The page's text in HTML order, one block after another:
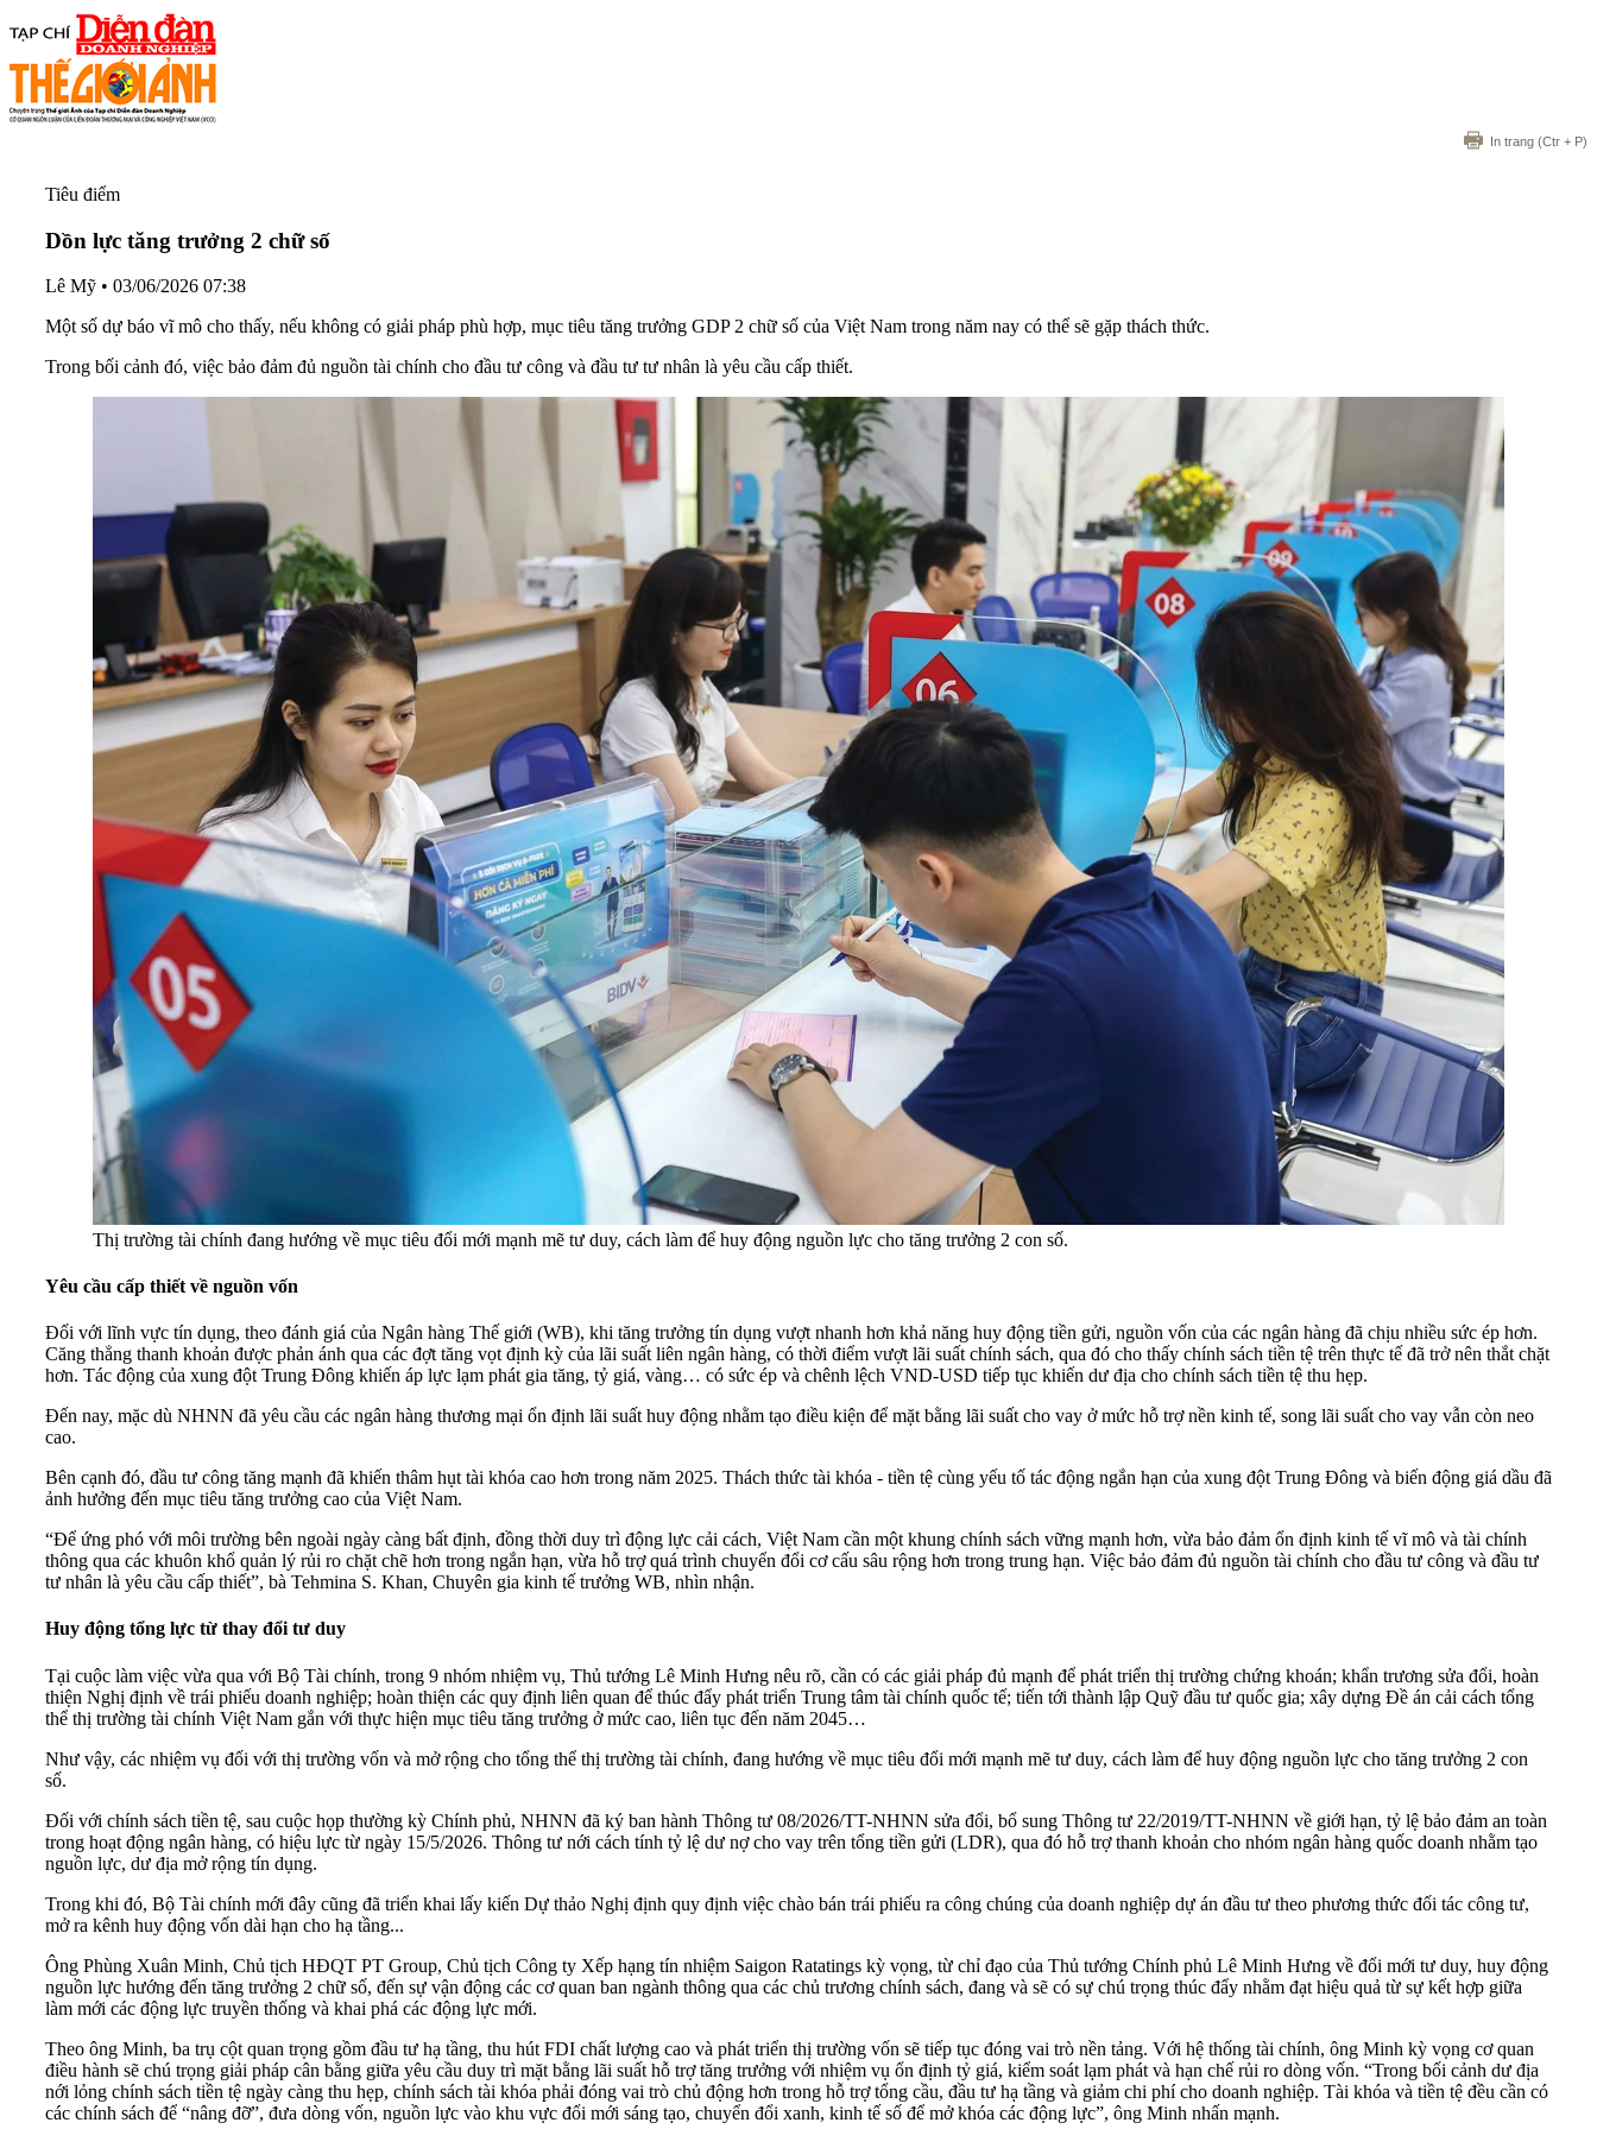
In trang (Ctr + P)
Tiêu điểm
Dồn lực tăng trưởng 2 chữ số
Lê Mỹ • 03/06/2026 07:38
Một số dự báo vĩ mô cho thấy, nếu không có giải pháp phù hợp, mục tiêu tăng trưởng GDP 2 chữ số của Việt Nam trong năm nay có thể sẽ gặp thách thức.
Trong bối cảnh đó, việc bảo đảm đủ nguồn tài chính cho đầu tư công và đầu tư tư nhân là yêu cầu cấp thiết.
Thị trường tài chính đang hướng về mục tiêu đổi mới mạnh mẽ tư duy, cách làm để huy động nguồn lực cho tăng trưởng 2 con số.
Yêu cầu cấp thiết về nguồn vốn
Đối với lĩnh vực tín dụng, theo đánh giá của Ngân hàng Thế giới (WB), khi tăng trưởng tín dụng vượt nhanh hơn khả năng huy động tiền gửi, nguồn vốn của các ngân hàng đã chịu nhiều sức ép hơn.
Căng thẳng thanh khoản được phản ánh qua các đợt tăng vọt định kỳ của lãi suất liên ngân hàng, có thời điểm vượt lãi suất chính sách, qua đó cho thấy chính sách tiền tệ trên thực tế đã trở nên thắt chặt
hơn. Tác động của xung đột Trung Đông khiến áp lực lạm phát gia tăng, tỷ giá, vàng… có sức ép và chênh lệch VND-USD tiếp tục khiến dư địa cho chính sách tiền tệ thu hẹp.
Đến nay, mặc dù NHNN đã yêu cầu các ngân hàng thương mại ổn định lãi suất huy động nhằm tạo điều kiện để mặt bằng lãi suất cho vay ở mức hỗ trợ nền kinh tế, song lãi suất cho vay vẫn còn neo
cao.
Bên cạnh đó, đầu tư công tăng mạnh đã khiến thâm hụt tài khóa cao hơn trong năm 2025. Thách thức tài khóa - tiền tệ cùng yếu tố tác động ngắn hạn của xung đột Trung Đông và biến động giá dầu đã
ảnh hưởng đến mục tiêu tăng trưởng cao của Việt Nam.
“Để ứng phó với môi trường bên ngoài ngày càng bất định, đồng thời duy trì động lực cải cách, Việt Nam cần một khung chính sách vững mạnh hơn, vừa bảo đảm ổn định kinh tế vĩ mô và tài chính
thông qua các khuôn khổ quản lý rủi ro chặt chẽ hơn trong ngắn hạn, vừa hỗ trợ quá trình chuyển đổi cơ cấu sâu rộng hơn trong trung hạn. Việc bảo đảm đủ nguồn tài chính cho đầu tư công và đầu tư
tư nhân là yêu cầu cấp thiết”, bà Tehmina S. Khan, Chuyên gia kinh tế trưởng WB, nhìn nhận.
Huy động tổng lực từ thay đổi tư duy
Tại cuộc làm việc vừa qua với Bộ Tài chính, trong 9 nhóm nhiệm vụ, Thủ tướng Lê Minh Hưng nêu rõ, cần có các giải pháp đủ mạnh để phát triển thị trường chứng khoán; khẩn trương sửa đổi, hoàn
thiện Nghị định về trái phiếu doanh nghiệp; hoàn thiện các quy định liên quan để thúc đẩy phát triển Trung tâm tài chính quốc tế; tiến tới thành lập Quỹ đầu tư quốc gia; xây dựng Đề án cải cách tổng
thể thị trường tài chính Việt Nam gắn với thực hiện mục tiêu tăng trưởng ở mức cao, liên tục đến năm 2045…
Như vậy, các nhiệm vụ đối với thị trường vốn và mở rộng cho tổng thể thị trường tài chính, đang hướng về mục tiêu đổi mới mạnh mẽ tư duy, cách làm để huy động nguồn lực cho tăng trưởng 2 con
số.
Đối với chính sách tiền tệ, sau cuộc họp thường kỳ Chính phủ, NHNN đã ký ban hành Thông tư 08/2026/TT-NHNN sửa đổi, bổ sung Thông tư 22/2019/TT-NHNN về giới hạn, tỷ lệ bảo đảm an toàn
trong hoạt động ngân hàng, có hiệu lực từ ngày 15/5/2026. Thông tư nới cách tính tỷ lệ dư nợ cho vay trên tổng tiền gửi (LDR), qua đó hỗ trợ thanh khoản cho nhóm ngân hàng quốc doanh nhằm tạo
nguồn lực, dư địa mở rộng tín dụng.
Trong khi đó, Bộ Tài chính mới đây cũng đã triển khai lấy kiến Dự thảo Nghị định quy định việc chào bán trái phiếu ra công chúng của doanh nghiệp dự án đầu tư theo phương thức đối tác công tư,
mở ra kênh huy động vốn dài hạn cho hạ tầng...
Ông Phùng Xuân Minh, Chủ tịch HĐQT PT Group, Chủ tịch Công ty Xếp hạng tín nhiệm Saigon Ratatings kỳ vọng, từ chỉ đạo của Thủ tướng Chính phủ Lê Minh Hưng về đổi mới tư duy, huy động
nguồn lực hướng đến tăng trưởng 2 chữ số, đến sự vận động các cơ quan ban ngành thông qua các chủ trương chính sách, đang và sẽ có sự chú trọng thúc đẩy nhằm đạt hiệu quả từ sự kết hợp giữa
làm mới các động lực truyền thống và khai phá các động lực mới.
Theo ông Minh, ba trụ cột quan trọng gồm đầu tư hạ tầng, thu hút FDI chất lượng cao và phát triển thị trường vốn sẽ tiếp tục đóng vai trò nền tảng. Với hệ thống tài chính, ông Minh kỳ vọng cơ quan
điều hành sẽ chú trọng giải pháp cân bằng giữa yêu cầu duy trì mặt bằng lãi suất hỗ trợ tăng trưởng với nhiệm vụ ổn định tỷ giá, kiểm soát lạm phát và hạn chế rủi ro dòng vốn. “Trong bối cảnh dư địa
nới lỏng chính sách tiền tệ ngày càng thu hẹp, chính sách tài khóa phải đóng vai trò chủ động hơn trong hỗ trợ tổng cầu, đầu tư hạ tầng và giảm chi phí cho doanh nghiệp. Tài khóa và tiền tệ đều cần có
các chính sách để “nâng đỡ”, đưa dòng vốn, nguồn lực vào khu vực đổi mới sáng tạo, chuyển đổi xanh, kinh tế số để mở khóa các động lực”, ông Minh nhấn mạnh.